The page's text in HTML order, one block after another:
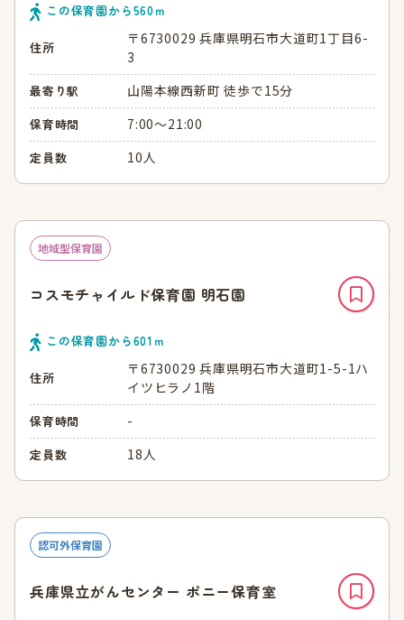
この保育園から560ｍ
住所
〒6730029 兵庫県明石市大道町1丁目6-
3
最寄り駅 山陽本線西新町 徒歩で15分
保育時間 7:00～21:00
定員数 10人
地域型保育園
コスモチャイルド保育園 明石園
この保育園から601 ｍ
住所
〒6730029 兵庫県明石市大道町1-5-1ハ
イツヒラノ1階
保育時間 -
定員数 18人
認可外保育園
兵庫県立がんセンター ポニー保育室